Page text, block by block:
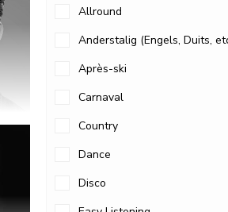
Allround
Anderstalig (Engels, Duits,
Après-ski
Carnaval
Country
Dance
Disco